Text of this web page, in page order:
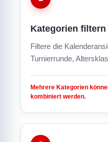
Kategorien filtern
Filtere die
Turnierrunde,
Mehrere Kategorien
kombiniert werden.